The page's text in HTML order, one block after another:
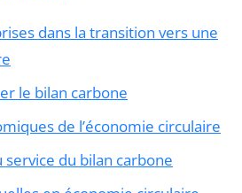
dans la transition vers une
le bilan carbone
de l’économie circulaire
service du bilan carbone